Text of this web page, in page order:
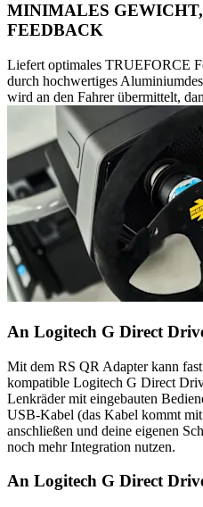
MINIMALES
FEEDBACK
Liefert optimales TRUEFORCE
durch hochwertiges
wird an den Fahrer übermittelt,
An Logitech G Direct
Mit dem RS QR Adapter kann
kompatible Logitech G Direct
Lenkräder mit eingebauten
USB-Kabel (das Kabel kommt
anschließen und deine eigenen
noch mehr Integration nutzen.
An Logitech G Direct